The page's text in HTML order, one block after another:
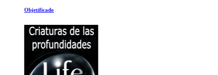
Objetificado